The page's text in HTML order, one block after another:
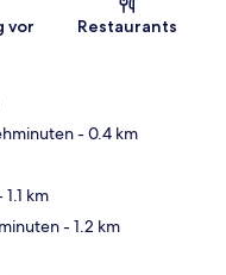
vor
Restaurants
- 0.4 km
1.1 km
- 1.2 km